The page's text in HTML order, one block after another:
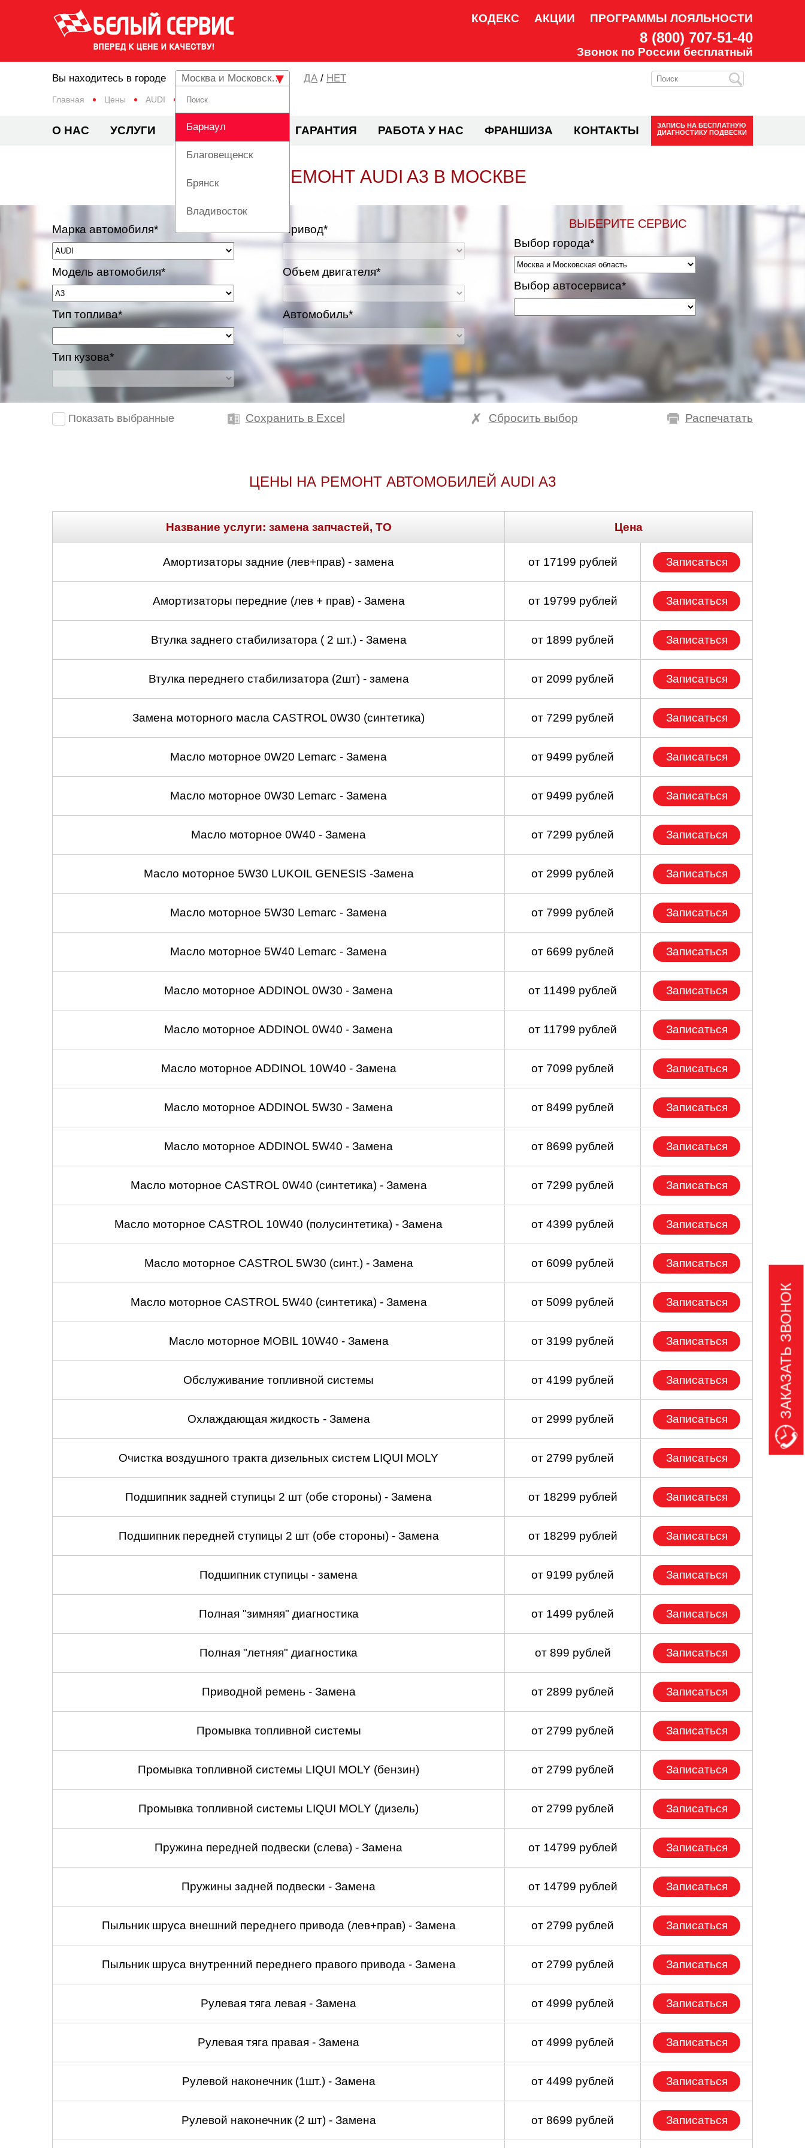
КОДЕКС АКЦИИ ПРОГРАММЫ ЛОЯЛЬНОСТИ
8 (800) 707-51-40
Звонок по России бесплатный
Главная Цены AUDI A3
Вы находитесь в городе Москва и Московская область
Барнаул
Благовещенск
Брянск
Владивосток
Вологда
Красноярск
Одинцово
Оренбург
Петрозаводск
Самара
Санкт-Петербург
Саратов
Сургут
Тула
Ульяновск
Череповец
/ НЕТ
О НАС УСЛУГИ ЦЕНЫ ГАРАНТИЯ РАБОТА У НАС ФРАНШИЗА КОНТАКТЫ ЗАПИСЬ НА БЕСПЛАТНУЮ
ДИАГНОСТИКУ ПОДВЕСКИ
РЕМОНТ AUDI A3 В МОСКВЕ
Марка автомобиля*
Модель автомобиля*
Тип топлива*
Тип кузова*
Привод*
Объем двигателя*
Автомобиль*
ВЫБЕРИТЕ СЕРВИС
Выбор города*
Выбор автосервиса*
Показать выбранные Сохранить в Excel Распечатать
Сбросить выбор
ЦЕНЫ НА РЕМОНТ АВТОМОБИЛЕЙ AUDI A3
Название услуги: замена запчастей, ТО Цена
Амортизаторы задние (лев+прав) - замена от 17199 рублей Записаться
Амортизаторы передние (лев + прав) - Замена от 19799 рублей Записаться
Втулка заднего стабилизатора ( 2 шт.) - Замена от 1899 рублей Записаться
Втулка переднего стабилизатора (2шт) - замена от 2099 рублей Записаться
Замена моторного масла CASTROL 0W30 (синтетика) от 7299 рублей Записаться
Масло моторное 0W20 Lemarc - Замена от 9499 рублей Записаться
Масло моторное 0W30 Lemarc - Замена от 9499 рублей Записаться
Масло моторное 0W40 - Замена от 7299 рублей Записаться
Масло моторное 5W30 LUKOIL GENESIS -Замена от 2999 рублей Записаться
Масло моторное 5W30 Lemarc - Замена от 7999 рублей Записаться
Масло моторное 5W40 Lemarc - Замена от 6699 рублей Записаться
Масло моторное ADDINOL 0W30 - Замена от 11499 рублей Записаться
Масло моторное ADDINOL 0W40 - Замена от 11799 рублей Записаться
Масло моторное ADDINOL 10W40 - Замена от 7099 рублей Записаться
Масло моторное ADDINOL 5W30 - Замена от 8499 рублей Записаться
Масло моторное ADDINOL 5W40 - Замена от 8699 рублей Записаться
Масло моторное CASTROL 0W40 (синтетика) - Замена от 7299 рублей Записаться
Масло моторное CASTROL 10W40 (полусинтетика) - Замена от 4399 рублей Записаться
Масло моторное CASTROL 5W30 (синт.) - Замена от 6099 рублей Записаться
Масло моторное CASTROL 5W40 (синтетика) - Замена от 5099 рублей Записаться
Масло моторное MOBIL 10W40 - Замена от 3199 рублей Записаться
Обслуживание топливной системы от 4199 рублей Записаться
Охлаждающая жидкость - Замена от 2999 рублей Записаться
Очистка воздушного тракта дизельных систем LIQUI MOLY от 2799 рублей Записаться
Подшипник задней ступицы 2 шт (обе стороны) - Замена от 18299 рублей Записаться
Подшипник передней ступицы 2 шт (обе стороны) - Замена от 18299 рублей Записаться
Подшипник ступицы - замена от 9199 рублей Записаться
Полная "зимняя" диагностика от 1499 рублей Записаться
Полная "летняя" диагностика от 899 рублей Записаться
Приводной ремень - Замена от 2899 рублей Записаться
Промывка топливной системы от 2799 рублей Записаться
Промывка топливной системы LIQUI MOLY (бензин) от 2799 рублей Записаться
Промывка топливной системы LIQUI MOLY (дизель) от 2799 рублей Записаться
Пружина передней подвески (слева) - Замена от 14799 рублей Записаться
Пружины задней подвески - Замена от 14799 рублей Записаться
Пыльник шруса внешний переднего привода (лев+прав) - Замена от 2799 рублей Записаться
Пыльник шруса внутренний переднего правого привода - Замена от 2799 рублей Записаться
Рулевая тяга левая - Замена от 4999 рублей Записаться
Рулевая тяга правая - Замена от 4999 рублей Записаться
Рулевой наконечник (1шт.) - Замена от 4499 рублей Записаться
Рулевой наконечник (2 шт) - Замена от 8699 рублей Записаться
ЗАКАЗАТЬ ЗВОНОК